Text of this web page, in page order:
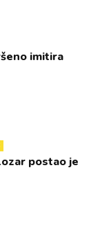
imitira
postao je